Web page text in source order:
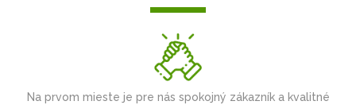
Na prvom mieste je pre nás spokojný zákazník a kvalitné